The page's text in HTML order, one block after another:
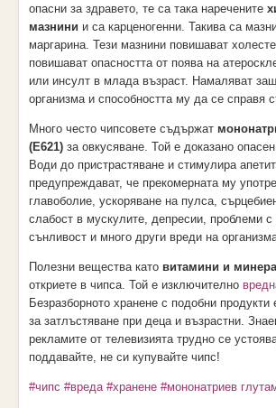
опасни за здравето, те са така наречените
мазнини и са карценогенни. Такива са
маргарина. Тези мазнини повишават
повишават опасността от поява на
или инсулт в млада възраст. Намаляват
организма и способността му да се справя
Много често чипсовете съдържат
(Е621)за овкусяване. Той е доказано опасен
Води до пристрастяване и стимулира
предупреждават, че прекомерната му
главоболие, ускоряване на пулса,
слабост в мускулите, депресии, проблеми с
сънливост и много други вреди на
Полезни вещества като витамини и
откриете в чипса. Той е изключително
Безразборното хранене с подобни продукти
за затлъстяване при деца и възрастни.
рекламите от телевизията трудно се
поддавайте, не си купувайте чипс!
#чипс #вреда #хранене #мононатриев